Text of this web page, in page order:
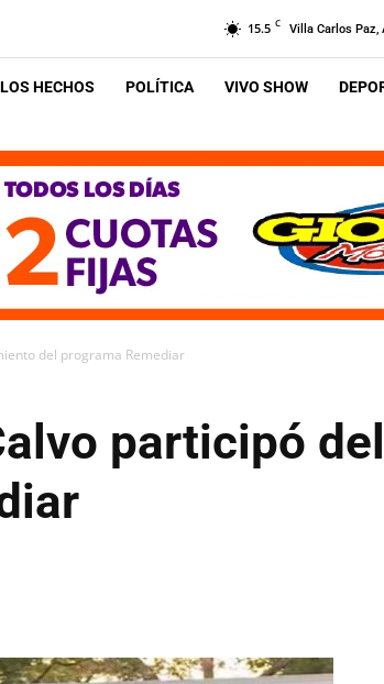
15.5 C Villa Carlos Paz,
LOS HECHOS POLÍTICA VIVO SHOW
del programa Remediar
participó